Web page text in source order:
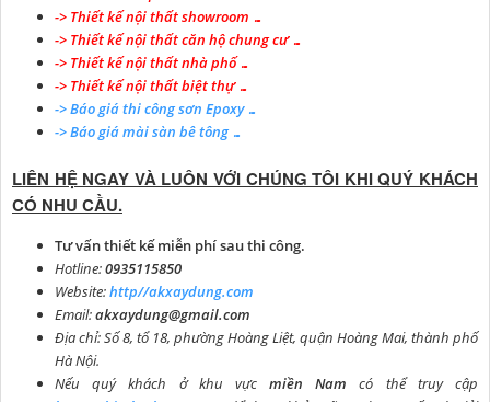
-> Thiết kế nội thất showroom …
-> Thiết kế nội thất căn hộ chung cư …
-> Thiết kế nội thất nhà phố …
-> Thiết kế nội thất biệt thự …
-> Báo giá thi công sơn Epoxy …
-> Báo giá mài sàn bê tông …
LIÊN HỆ NGAY VÀ LUÔN VỚI CHÚNG TÔI KHI QUÝ KHÁCH
CÓ NHU CẦU.
Tư vấn thiết kế miễn phí sau thi công.
Hotline:0935115850
Website:http//akxaydung.com
Email:akxaydung@gmail.com
Địa chỉ: Số 8, tổ 18, phường Hoàng Liệt, quận Hoàng Mai, thành phố
Hà Nội.
Nếu quý khách ở khu vựcmiền Nam có thể truy cập